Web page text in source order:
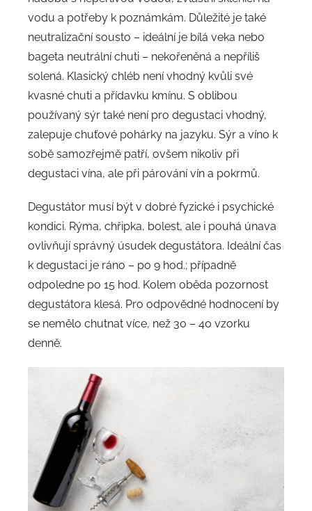
vodu a potřeby k poznámkám. Důležité je také
neutralizační sousto – ideální je bílá veka nebo
bageta neutrální chuti – nekořeněná a nepříliš
solená. Klasický chléb není vhodný kvůli své
kvasné chuti a přídavku kmínu. S oblibou
používaný sýr také není pro degustaci vhodný,
zalepuje chuťové pohárky na jazyku. Sýr a víno k
sobě samozřejmě patří, ovšem nikoliv při
degustaci vína, ale při párování vín a pokrmů.
Degustátor musí být v dobré fyzické i psychické
kondici. Rýma, chřipka, bolest, ale i pouhá únava
ovlivňují správný úsudek degustátora. Ideální čas
k degustaci je ráno – po 9 hod.; případně
odpoledne po 15 hod. Kolem oběda pozornost
degustátora klesá. Pro odpovědné hodnocení by
se nemělo chutnat více, než 30 – 40 vzorku
denně.